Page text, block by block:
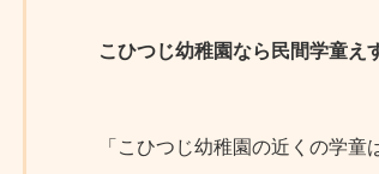
こひつじ幼稚園なら民間学童え
「こひつじ幼稚園の近くの学